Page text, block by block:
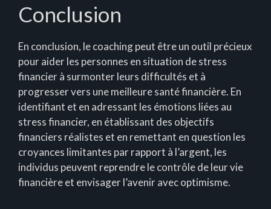
Conclusion
En conclusion, le coaching peut être un outil précieux
pour aider les personnes en situation de stress
financier à surmonter leurs difficultés et à
progresser vers une meilleure santé financière. En
identifiant et en adressant les émotions liées au
stress financier, en établissant des objectifs
financiers réalistes et en remettant en question les
croyances limitantes par rapport à l’argent, les
individus peuvent reprendre le contrôle de leur vie
financière et envisager l’avenir avec optimisme.